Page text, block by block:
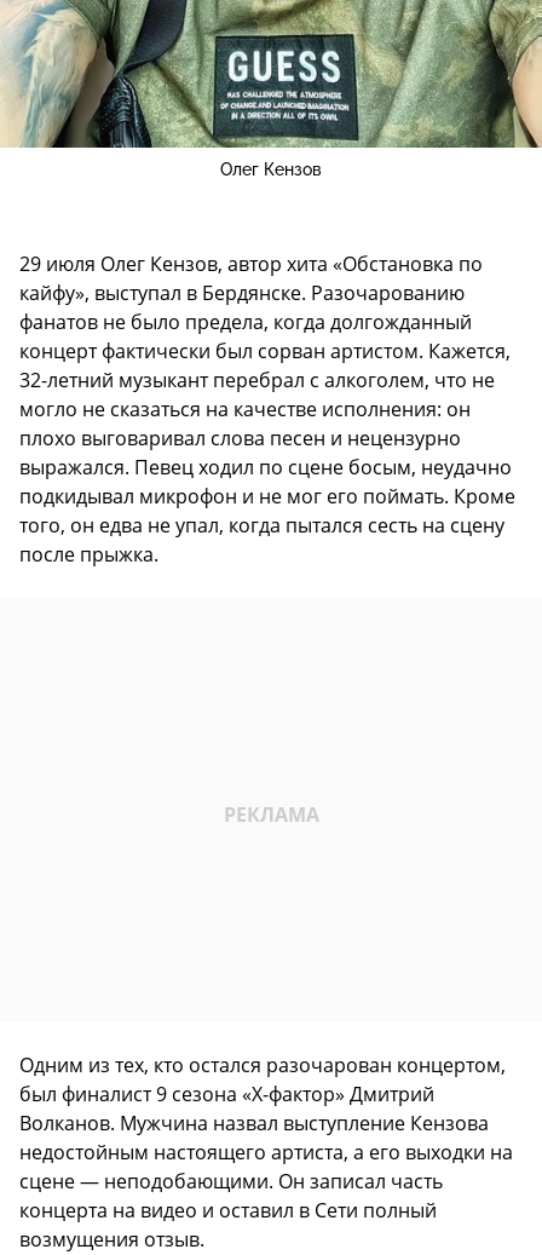
Олег Кензов
29 июля Олег Кензов, автор хита «Обстановка по
кайфу», выступал в Бердянске. Разочарованию
фанатов не было предела, когда долгожданный
концерт фактически был сорван артистом. Кажется,
32-летний музыкант перебрал с алкоголем, что не
могло не сказаться на качестве исполнения: он
плохо выговаривал слова песен и нецензурно
выражался. Певец ходил по сцене босым, неудачно
подкидывал микрофон и не мог его поймать. Кроме
того, он едва не упал, когда пытался сесть на сцену
после прыжка.
Одним из тех, кто остался разочарован концертом,
был финалист 9 сезона «Х-фактор» Дмитрий
Волканов. Мужчина назвал выступление Кензова
недостойным настоящего артиста, а его выходки на
сцене — неподобающими. Он записал часть
концерта на видео и оставил в Сети полный
возмущения отзыв.